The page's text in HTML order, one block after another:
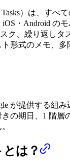
Tasks）は、すべ
iOS・Android
ク、繰り返し
形式のメモ、多
が提供する組
の期日、1 階
は？